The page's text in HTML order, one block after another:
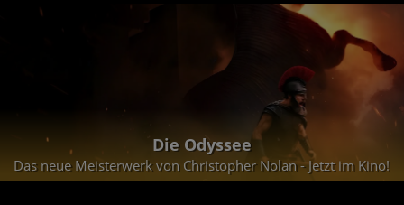
Die Odyssee
Das neue Meisterwerk von Christopher Nolan - Jetzt im Kino!